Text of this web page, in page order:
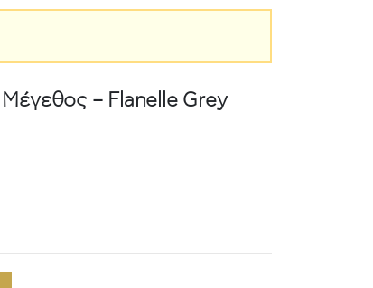
Μέγεθος – Flanelle Grey